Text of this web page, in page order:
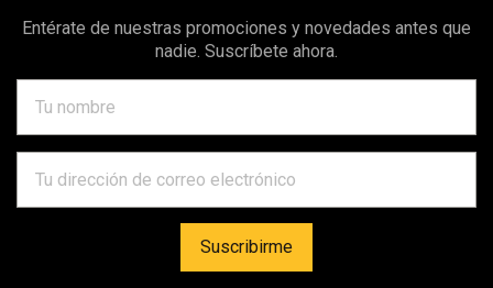
Entérate de nuestras promociones y novedades antes que
nadie. Suscríbete ahora.